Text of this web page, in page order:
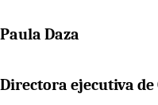
Paula Daza
Directora ejecutiva de